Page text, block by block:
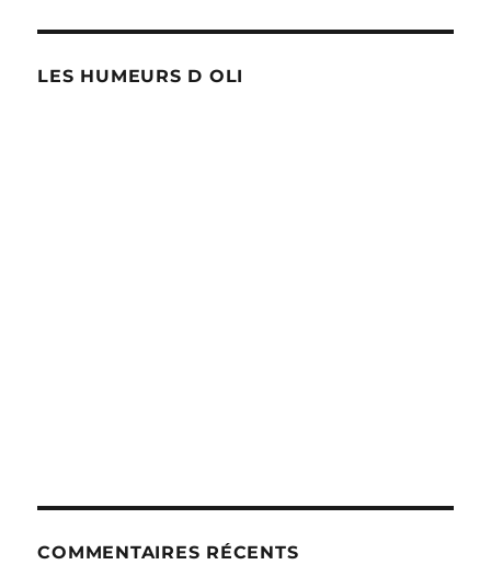
LES HUMEURS D OLI
COMMENTAIRES RÉCENTS